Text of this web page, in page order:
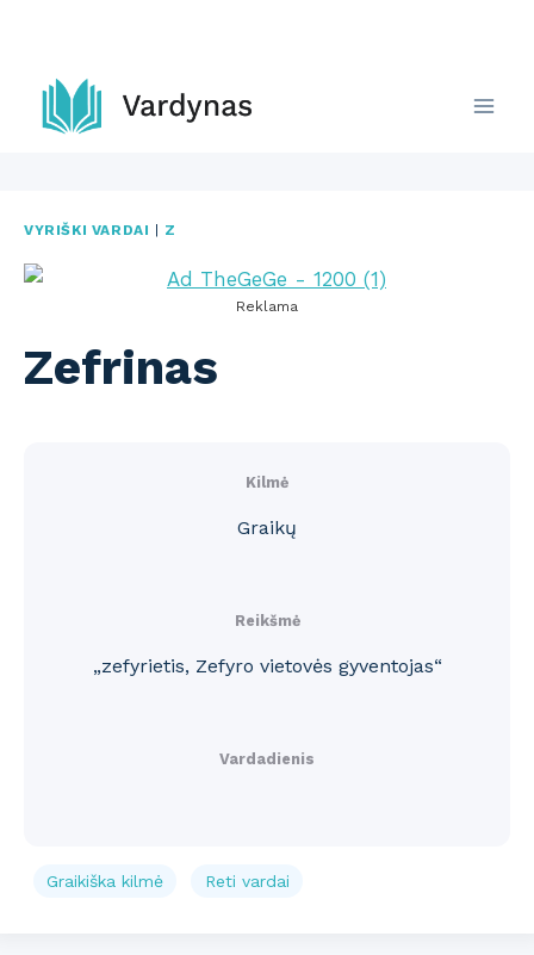
content
VYRIŠKI VARDAI | Z
Reklama
Zefrinas
Kilmė
Graikų
Reikšmė
„zefyrietis, Zefyro vietovės gyventojas“
Vardadienis
Graikiška kilmė Reti vardai